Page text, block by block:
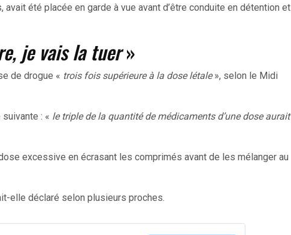
été placée en garde à vue avant d’être conduite en détention et
je vais la tuer»
de drogue « trois fois supérieure à la dose létale», selon le Midi
: « le triple de la quantité de médicaments d’une dose aurait
excessive en écrasant les comprimés avant de les mélanger au
elle déclaré selon plusieurs proches.